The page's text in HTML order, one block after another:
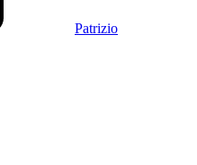
Patrizio